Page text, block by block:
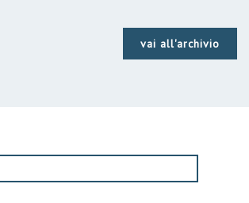
vai all'archivio